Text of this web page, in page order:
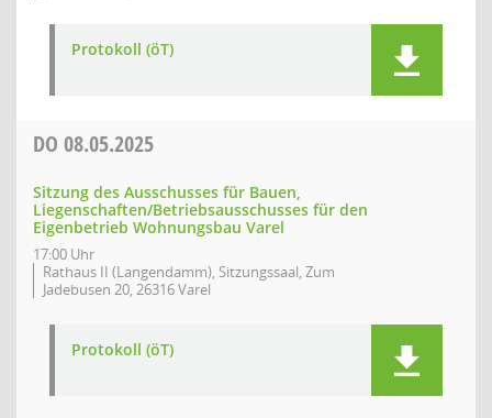
Protokoll (öT)
DO 08.05.2025
Sitzung des Ausschusses für Bauen,
Liegenschaften/Betriebsausschusses für den
Eigenbetrieb Wohnungsbau Varel
17:00 Uhr
Rathaus II (Langendamm), Sitzungssaal, Zum
Jadebusen 20, 26316 Varel
Protokoll (öT)